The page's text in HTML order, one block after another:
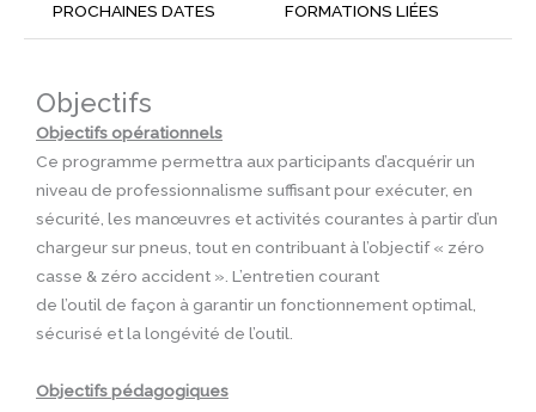
PROCHAINES DATES FORMATIONS LIÉES
Objectifs
Objectifs opérationnels
Ce programme permettra aux participants d’acquérir un
niveau de professionnalisme suffisant pour exécuter, en
sécurité, les manœuvres et activités courantes à partir d’un
chargeur sur pneus, tout en contribuant à l’objectif « zéro
casse & zéro accident ». L’entretien courant
de l’outil de façon à garantir un fonctionnement optimal,
sécurisé et la longévité de l’outil.
Objectifs pédagogiques